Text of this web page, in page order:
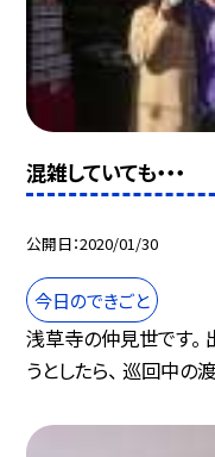
混雑していても・・・
公開日 2020/01/30
今日のできごと
浅草寺の仲見世です。
うとしたら、 巡回中の